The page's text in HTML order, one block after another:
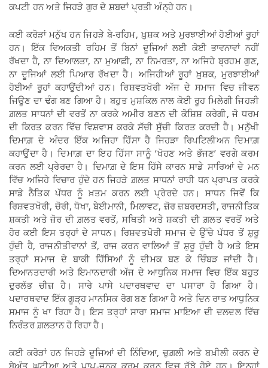
ਕਪਟੀ ਹਨ ਅਤੇ ਜਿਹੜੇ ਗੁਰ ਦੇ ਸ਼ਬਦਾਂ ਪ੍ਰਤੀ ਅੰਨ੍ਹੇ ਹਨ।
ਕਈ ਕਰੋੜਾਂ ਮਨੁੱਖ ਹਨ ਜਿਹੜੇ ਬੇ-ਰਹਿਮ, ਖ਼ੁਸ਼ਕ ਅਤੇ ਮੁਰਝਾਈਆਂ ਹੋਈਆਂ ਰੂਹਾਂ
ਹਨ। ਇੱਕ ਵਿਅਕਤੀ ਰਹਿਮ ਤੋਂ ਬਿਨਾਂ ਦੂਜਿਆਂ ਲਈ ਕੋਈ ਭਾਵਨਾਵਾਂ ਨਹੀਂ
ਰੱਖਦਾ ਹੈ, ਨਾ ਦਿਆਲਤਾ, ਨਾ ਮੁਆਫ਼ੀ, ਨਾ ਨਿਮਰਤਾ, ਨਾ ਅਜਿਹੇ ਬ੍ਰਹਮ ਗੁਣ,
ਨਾ ਦੂਜਿਆਂ ਲਈ ਪਿਆਰ ਰੱਖਦਾ ਹੈ। ਅਜਿਹੀਆਂ ਰੂਹਾਂ ਖ਼ੁਸ਼ਕ, ਮੁਰਝਾਈਆਂ
ਹੋਈਆਂ ਰੂਹਾਂ ਕਹਾਉਂਦੀਆਂ ਹਨ। ਰਿਸ਼ਵਤਖੋਰੀ ਅੱਜ ਦੇ ਸਮਾਜ ਵਿਚ ਜੀਵਨ
ਜਿਊਣ ਦਾ ਢੰਗ ਬਣ ਗਿਆ ਹੈ। ਬਹੁਤ ਮੁਸ਼ਕਿਲ ਨਾਲ ਕੋਈ ਰੂਹ ਮਿਲੇਗੀ ਜਿਹੜੀ
ਗ਼ਲਤ ਸਾਧਨਾਂ ਦੀ ਵਰਤੋਂ ਨਾ ਕਰਕੇ ਅਮੀਰ ਬਣਨ ਦੀ ਕੋਸ਼ਿਸ਼ ਕਰੇਗੀ, ਜੋ ਧਰਮ
ਦੀ ਕਿਰਤ ਕਰਨ ਵਿੱਚ ਵਿਸ਼ਵਾਸ ਕਰਕੇ ਸੱਚੀ ਸੁੱਚੀ ਕਿਰਤ ਕਰਦੀ ਹੈ। ਮਨੁੱਖੀ
ਦਿਮਾਗ਼ ਦੇ ਅੰਦਰ ਇੱਕ ਅਜਿਹਾ ਹਿੱਸਾ ਹੈ ਜਿਹੜਾ ਰਿਪਟਿਲੀਅਨ ਦਿਮਾਗ਼
ਕਹਾਉਂਦਾ ਹੈ। ਦਿਮਾਗ਼ ਦਾ ਇਹ ਹਿੱਸਾ ਸਾਨੂੰ ‘ਖੋਹਣ ਅਤੇ ਭੱਜਣ’ ਵਰਗੇ ਕਰਮ
ਕਰਨ ਲਈ ਪ੍ਰੇਰਦਾ ਹੈ। ਦਿਮਾਗ਼ ਦੇ ਇਸ ਹਿੱਸੇ ਕਾਰਨ ਸਾਡੇ ਸਾਰਿਆਂ ਦੇ ਮਨ
ਵਿੱਚ ਅਜਿਹੇ ਵਿਚਾਰ ਹੁੰਦੇ ਹਨ ਜਿਹੜੇ ਗ਼ਲਤ ਸਾਧਨਾਂ ਰਾਹੀ ਧਨ ਪ੍ਰਾਪਤ ਕਰਕੇ
ਸਾਡੇ ਨੈਤਿਕ ਪੱਧਰ ਨੂੰ ਖ਼ਤਮ ਕਰਨ ਲਈ ਪ੍ਰੇਰਦੇ ਹਨ। ਸਾਧਨ ਜਿਵੇਂ ਕਿ
ਰਿਸ਼ਵਤਖੋਰੀ, ਚੋਰੀ, ਧੋਖਾ, ਬੇਈਮਾਨੀ, ਮਿਲਾਵਟ, ਜ਼ੋਰ ਜ਼ਬਰਦਸਤੀ, ਰਾਜਨੀਤਿਕ
ਸ਼ਕਤੀ ਅਤੇ ਜ਼ੋਰ ਦੀ ਗ਼ਲਤ ਵਰਤੋਂ, ਸਥਿਤੀ ਅਤੇ ਸ਼ਕਤੀ ਦੀ ਗ਼ਲਤ ਵਰਤੋਂ ਅਤੇ
ਹੋਰ ਕਈ ਇਸ ਤਰ੍ਹਾਂ ਦੇ ਸਾਧਨ। ਰਿਸ਼ਵਤਖੋਰੀ ਸਮਾਜ ਦੇ ਉੱਚੇ ਪੱਧਰ ਤੋਂ ਸ਼ੁਰੂ
ਹੁੰਦੀ ਹੈ, ਰਾਜਨੀਤੀਵਾਨਾਂ ਤੋਂ, ਰਾਜ ਕਰਨ ਵਾਲਿਆਂ ਤੋਂ ਸ਼ੁਰੂ ਹੁੰਦੀ ਹੈ ਅਤੇ ਇਸ
ਤਰ੍ਹਾਂ ਸਮਾਜ ਦੇ ਬਾਕੀ ਹਿੱਸਿਆਂ ਨੂੰ ਦੀਮਕ ਬਣ ਕੇ ਚਿੰਬੜ ਜਾਂਦੀ ਹੈ।
ਦਿਆਨਤਦਾਰੀ ਅਤੇ ਇਮਾਨਦਾਰੀ ਅੱਜ ਦੇ ਆਧੁਨਿਕ ਸਮਾਜ ਵਿਚ ਇੱਕ ਬਹੁਤ
ਦੁਰਲੱਭ ਚੀਜ਼ ਹੈ। ਸਾਰੇ ਪਾਸੇ ਪਦਾਰਥਵਾਦ ਦਾ ਪਸਾਰਾ ਹੋ ਗਿਆ ਹੈ।
ਪਦਾਰਥਵਾਦ ਇੱਕ ਗੂੜ੍ਹ ਮਾਨਸਿਕ ਰੋਗ ਬਣ ਗਿਆ ਹੈ ਅਤੇ ਦਿਨ ਰਾਤ ਆਧੁਨਿਕ
ਸਮਾਜ ਨੂੰ ਖਾ ਰਿਹਾ ਹੈ। ਇਸ ਤਰ੍ਹਾਂ ਸਾਰਾ ਸਮਾਜ ਮਾਇਆ ਦੀ ਦਲਦਲ ਵਿੱਚ
ਨਿਰੰਤਰ ਗ਼ਲਤਾਨ ਹੋ ਰਿਹਾ ਹੈ।
ਕਈ ਕਰੋੜਾਂ ਹਨ ਜਿਹੜੇ ਦੂਜਿਆਂ ਦੀ ਨਿੰਦਿਆ, ਚੁਗ਼ਲੀ ਅਤੇ ਬਖ਼ੀਲੀ ਕਰਨ ਦੇ
ਬੇਅੰਤ ਘਟੀਆ ਅਤੇ ਪਾਪ-ਜਨਕ ਕਰਮ ਕਰਨ ਵਿਚ ਰੁੱਝੇ ਹੋਏ ਹਨ। ਇਨ੍ਹਾਂ